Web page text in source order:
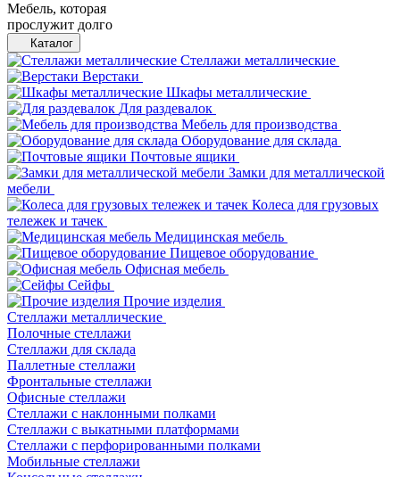
Мебель, которая
прослужит долго
Каталог
Стеллажи металлические
Верстаки
Шкафы металлические
Для раздевалок
Мебель для производства
Оборудование для склада
Почтовые ящики
Замки для металлической
мебели
Колеса для грузовых
тележек и тачек
Медицинская мебель
Пищевое оборудование
Офисная мебель
Сейфы
Прочие изделия
Стеллажи металлические
Полочные стеллажи
Стеллажи для склада
Паллетные стеллажи
Фронтальные стеллажи
Офисные стеллажи
Стеллажи с наклонными полками
Стеллажи с выкатными платформами
Стеллажи с перфорированными полками
Мобильные стеллажи